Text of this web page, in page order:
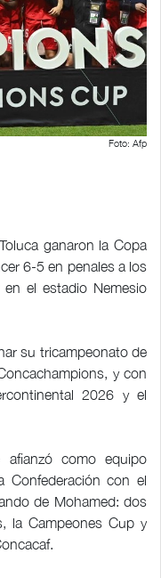
Foto: Afp
ganaron la Copa
6-5 en penales a los
el estadio Nemesio
su tricampeonato de
y con
2026 y el
como equipo
Confederación con el
de Mohamed: dos
la Campeones Cup y